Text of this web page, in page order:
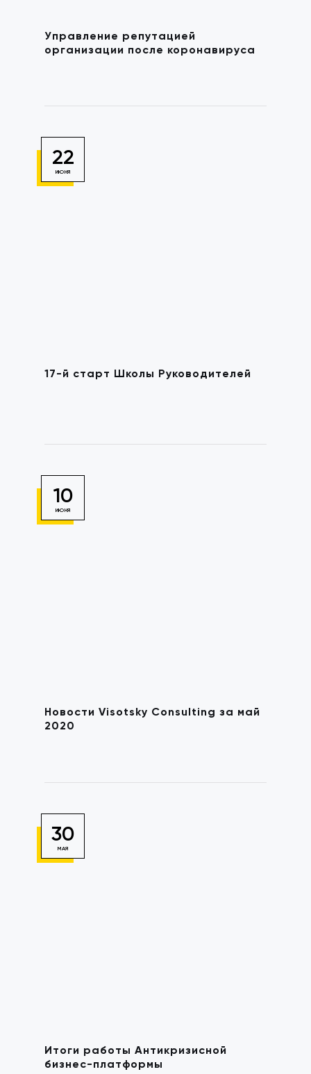
Управление репутацией
организации после коронавируса
22
ИЮНЯ
17-й старт Школы Руководителей
10
ИЮНЯ
Новости Visotsky Consulting за май
2020
30
МАЯ
Итоги работы Антикризисной
бизнес-платформы